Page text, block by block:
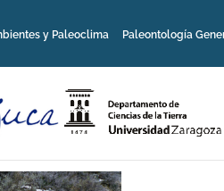
y Paleoclima Paleontología